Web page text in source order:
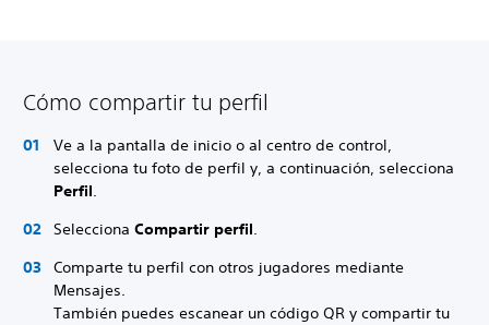
Cómo compartir tu perfil
Ve a la pantalla de inicio o al centro de control,
selecciona tu foto de perfil y, a continuación, selecciona
Perfil.
Selecciona Compartir perfil.
Comparte tu perfil con otros jugadores mediante
Mensajes.
También puedes escanear un código QR y compartir tu